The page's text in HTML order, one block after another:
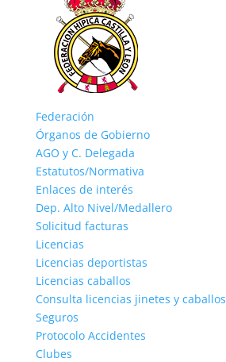
Federación
Órganos de Gobierno
AGO y C. Delegada
Estatutos/Normativa
Enlaces de interés
Dep. Alto Nivel/Medallero
Solicitud facturas
Licencias
Licencias deportistas
Licencias caballos
Consulta licencias jinetes y caballos
Seguros
Protocolo Accidentes
Clubes